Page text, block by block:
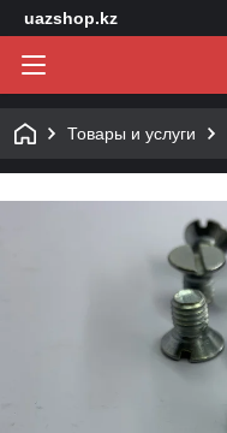
uazshop.kz
Товары и услуги